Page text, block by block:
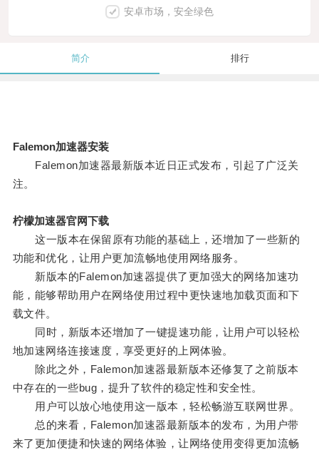
安卓市场，安全绿色
简介 排行
Falemon加速器安装
Falemon加速器最新版本近日正式发布，引起了广泛关
注。
柠檬加速器官网下载
这一版本在保留原有功能的基础上，还增加了一些新的
功能和优化，让用户更加流畅地使用网络服务。
新版本的Falemon加速器提供了更加强大的网络加速功
能，能够帮助用户在网络使用过程中更快速地加载页面和下
载文件。
同时，新版本还增加了一键提速功能，让用户可以轻松
地加速网络连接速度，享受更好的上网体验。
除此之外，Falemon加速器最新版本还修复了之前版本
中存在的一些bug，提升了软件的稳定性和安全性。
用户可以放心地使用这一版本，轻松畅游互联网世界。
总的来看，Falemon加速器最新版本的发布，为用户带
来了更加便捷和快速的网络体验，让网络使用变得更加流畅